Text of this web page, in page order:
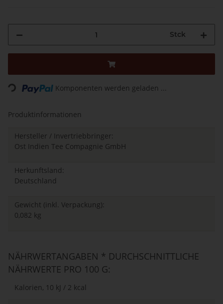
Stck
Loading... Komponenten werden geladen ...
Produktinformationen
Hersteller / Invertriebbringer:
Ost Indien Tee Compagnie GmbH
Herkunftsland:
Deutschland
Gewicht (inkl. Verpackung):
0,082 kg
NÄHRWERTANGABEN * DURCHSCHNITTLICHE
NÄHRWERTE PRO 100 G:
Kalorien, 10 kJ / 2 kcal